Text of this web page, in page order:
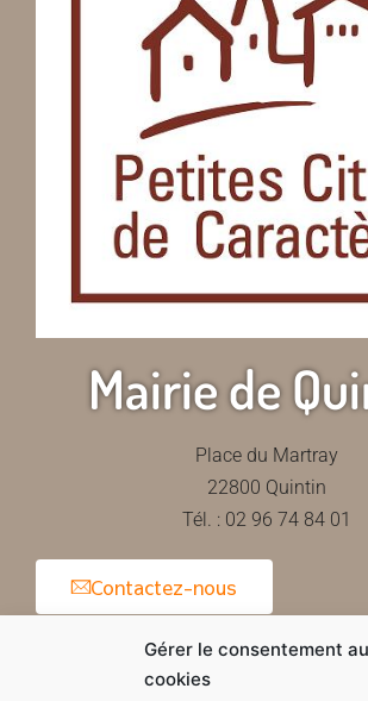
Gérer le consentement
cookies
Mairie de
Place du Martray
22800 Quintin
Tél. : 02 96 74 84 01
Contactez-nous